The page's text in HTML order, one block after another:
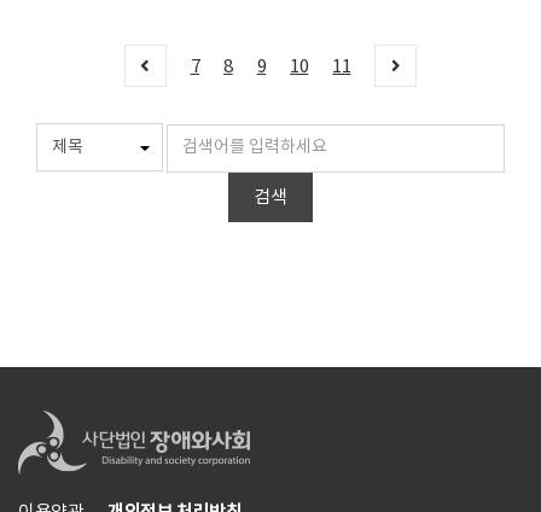
7 8 9 10 11
검색